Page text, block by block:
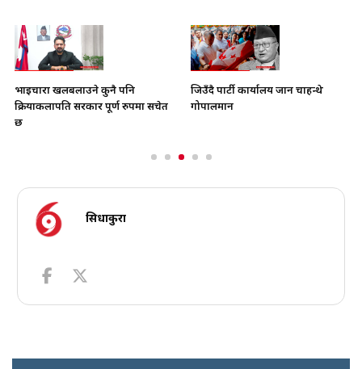
भाइचारा खलबलाउने कुनै पनि
क्रियाकलापप्रति सरकार पूर्ण रुपमा सचेत
छ
जिउँदै पार्टी कार्यालय जान चाहन्थे
गोपालमान
सिधाकुरा